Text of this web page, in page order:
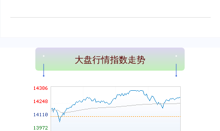
大盘行情指数走势
深证成指 +1.42%